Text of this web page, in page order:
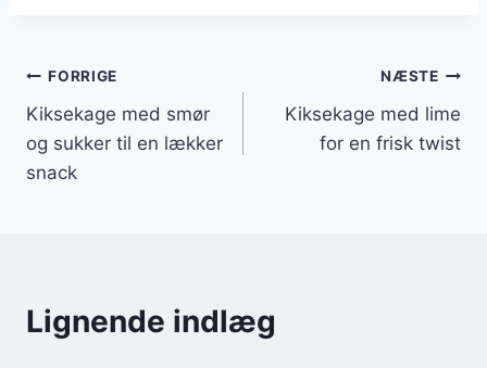
Indlægsnavigation
FORRIGE
Kiksekage med smør
og sukker til en lækker
snack
NÆSTE
Kiksekage med lime
for en frisk twist
Lignende indlæg